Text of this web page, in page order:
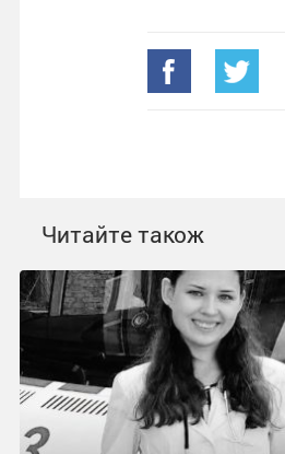
Читайте також